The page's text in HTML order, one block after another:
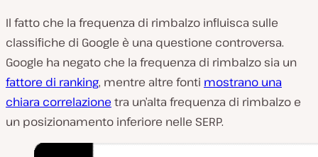
Il fatto che la frequenza di rimbalzo influisca sulle
classifiche di Google è una questione controversa.
Google ha negato che la frequenza di rimbalzo sia un
fattore di ranking, mentre altre fonti mostrano una
chiara correlazione tra un’alta frequenza di rimbalzo e
un posizionamento inferiore nelle SERP.